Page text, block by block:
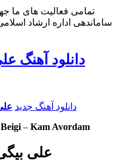
تمامی فعالیت های ما
ساماندهی اداره ارشاد
دانلود آهنگ
دانلود آهنگ جدید
– Kam Avordam
علی